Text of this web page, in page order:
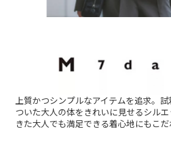
上質かつシンプルなアイテムを追求。
ついた大人の体をきれいに見せるシル
きた大人でも満足できる着心地にもこだ